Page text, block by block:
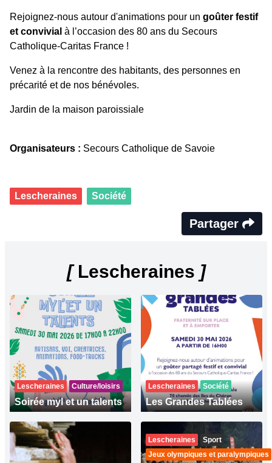
Rejoignez-nous autour d'animations pour un goûter festif
et convivial à l’occasion des 80 ans du Secours
Catholique-Caritas France !
Venez à la rencontre des habitants, des personnes en
précarité et de nos bénévoles.
Jardin de la maison paroissiale
Organisateurs : Secours Catholique de Savoie
Lescheraines Société
Partager
[Lescheraines ]
Lescheraines Culture/loisirs
Soirée myl et un talents
Lescheraines Société
Les Grandes Tablées
Lescheraines
Sport
Jeux olympiques et paralympiques